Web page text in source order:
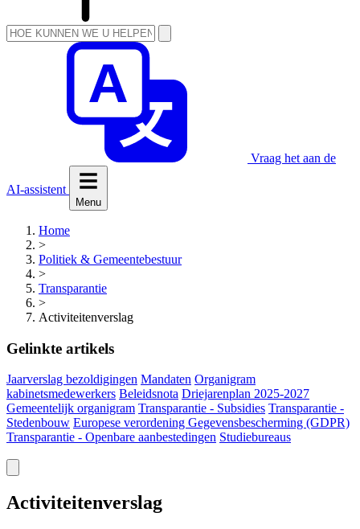
Vraag het aan de
AI-assistent
Menu
Home
>
Politiek & Gemeentebestuur
>
Transparantie
>
Activiteitenverslag
Gelinkte artikels
Jaarverslag bezoldigingen Mandaten Organigram
kabinetsmedewerkers Beleidsnota Driejarenplan 2025-2027
Gemeentelijk organigram Transparantie - Subsidies Transparantie -
Stedenbouw Europese verordening Gegevensbescherming (GDPR)
Transparantie - Openbare aanbestedingen Studiebureaus
Activiteitenverslag